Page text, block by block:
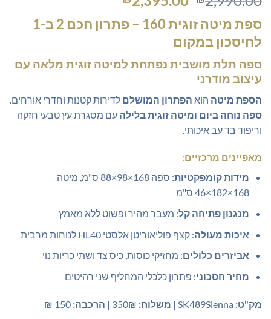
היה:
₪2,990.00.
הוא:
ספת מיטה זוגית 160
– פתרון חכם 2 ב-1
לחיסכון במקום
ספה תלת מושבית נפתחת למיטה זוגית מלאה עם
עיצוב מודרני
הספת מיטה הוא הפתרון המושלם לדירות קטנות וחדרי אורחים.
ספה נוחה ביום ומיטה זוגית בלילה עם מסגרת עץ טבעי חזקה
וריפוד בד עב איכותי.
מאפיינים מרכזיים:
מידות קומפקטיות
: ספה 168×98×88 ס"מ, מיטה
168×182×46 ס"מ
מנגנון פתיחה קל: מעבר מהיר ופשוט ללא מאמץ
איכות מעולה: קצף פוליאוריטן אלסטי HL40 לנוחות מרבית
אביזרים כלולים: מחזיקי כוסות, כיס צד ושתי כריות נוי
מחיר חסכוני: פתרון כלכלי המחליף שני רהיטים
מק"ט: משלוח: הרכבה: